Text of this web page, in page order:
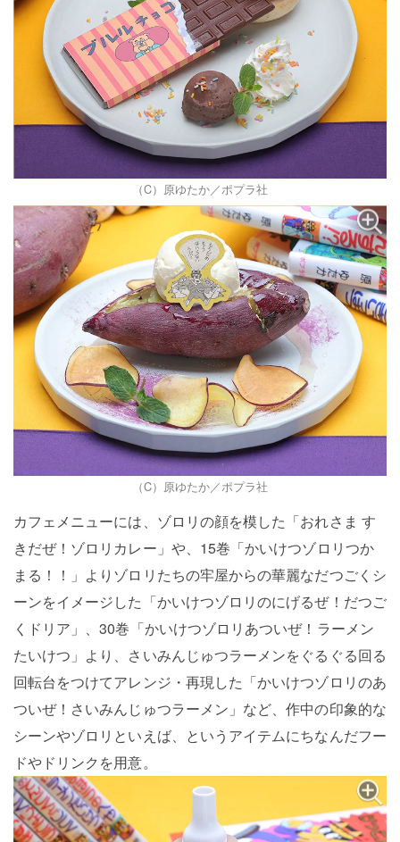
（C）原ゆたか／ポプラ社
（C）原ゆたか／ポプラ社
カフェメニューには、ゾロリの顔を模した「おれさま す
きだぜ！ゾロリカレー」や、15巻「かいけつゾロリつか
まる！！」よりゾロリたちの牢屋からの華麗なだつごくシ
ーンをイメージした「かいけつゾロリのにげるぜ！だつご
くドリア」、30巻「かいけつゾロリあついぜ！ラーメン
たいけつ」より、さいみんじゅつラーメンをぐるぐる回る
回転台をつけてアレンジ・再現した「かいけつゾロリのあ
ついぜ！さいみんじゅつラーメン」など、作中の印象的な
シーンやゾロリといえば、というアイテムにちなんだフー
ドやドリンクを用意。